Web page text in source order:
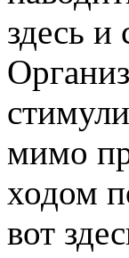
здесь и
мимо
ходом
вот